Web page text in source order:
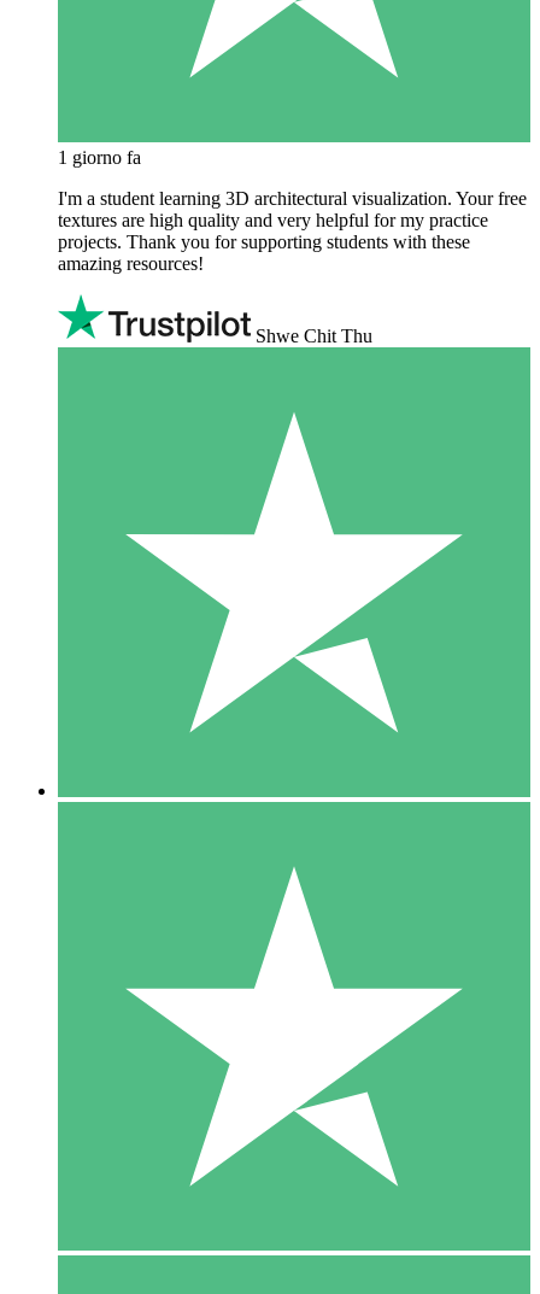
1 giorno fa
I'm a student learning 3D architectural visualization. Your free
textures are high quality and very helpful for my practice
projects. Thank you for supporting students with these
amazing resources!
Shwe Chit Thu